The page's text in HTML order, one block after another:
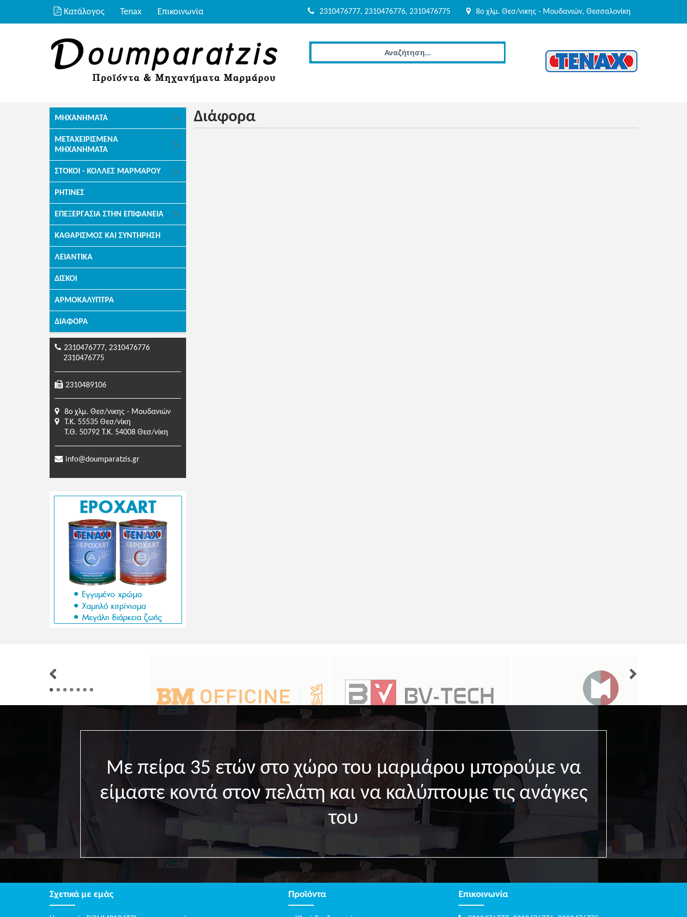
Κατάλογος Tenax Επικοινωνία 2310476777, 2310476776, 2310476775 8o χλμ. Θεσ/νικης - Μουδανιών, Θεσσαλονίκη
ΜΗΧΑΝΉΜΑΤΑ
ΜΕΤΑΧΕΙΡΙΣΜΈΝΑ
ΜΗΧΑΝΉΜΑΤΑ
ΣΤΌΚΟΙ - ΚΌΛΛΕΣ ΜΑΡΜΆΡΟΥ
ΡΗΤΊΝΕΣ
ΕΠΕΞΕΡΓΑΣΊΑ ΣΤΗΝ ΕΠΙΦΆΝΕΙΑ
ΚΑΘΑΡΙΣΜΌΣ ΚΑΙ ΣΥΝΤΉΡΗΣΗ
ΛΕΙΑΝΤΙΚΆ
ΔΊΣΚΟΙ
ΑΡΜΟΚΆΛΥΠΤΡΑ
ΔΙΆΦΟΡΑ
2310476777, 2310476776
2310476775
2310489106
8o χλμ. Θεσ/νικης - Μουδανιών
Τ.Κ. 55535 Θεσ/νίκη
Τ.Θ. 50792 Τ.Κ. 54008 Θεσ/νίκη
info@doumparatzis.gr
Διάφορα
Με πείρα 35 ετών στο χώρο του μαρμάρου μπορούμε να
είμαστε κοντά στον πελάτη και να καλύπτουμε τις ανάγκες
του
Σχετικά με εμάς Προϊόντα Επικοινωνία